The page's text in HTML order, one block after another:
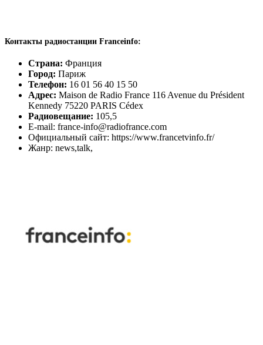
Контакты радиостанции Franceinfo:
Страна: Франция
Город: Париж
Телефон: 16 01 56 40 15 50
Адрес: Maison de Radio France 116 Avenue du Président
Kennedy 75220 PARIS Cédex
Радиовещание: 105,5
E-mail: france-info@radiofrance.com
Официальный сайт: https://www.francetvinfo.fr/
Жанр: news,talk,